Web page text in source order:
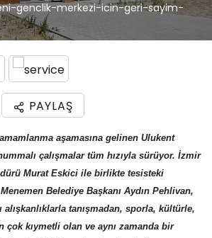
genclik-merkezi-icin-geri-sayim-
PAYLAŞ
aşamasına gelinen Ulukent
çalışmalar tüm hızıyla sürüyor. İzmir
Murat Eskici ile birlikte tesisteki
Belediye Başkanı Aydın Pehlivan,
alışkanlıklarla tanışmadan, sporla, kültürle,
kıymetli olan ve aynı zamanda bir